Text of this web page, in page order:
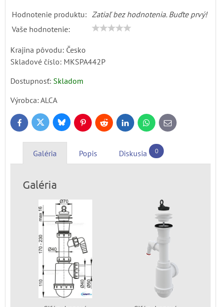
Hodnotenie produktu: Zatiaľ bez hodnotenia. Buďte prvý!
Vaše hodnotenie:
Krajina pôvodu: Česko
Skladové číslo: MKSPA442P
Dostupnosť: Skladom
Výrobca:ALCA
FacebookTwitter BlueskyPinterestReddit LinkedInWhatsApp
E-
mail
Galéria Popis Diskusia 0
Galéria